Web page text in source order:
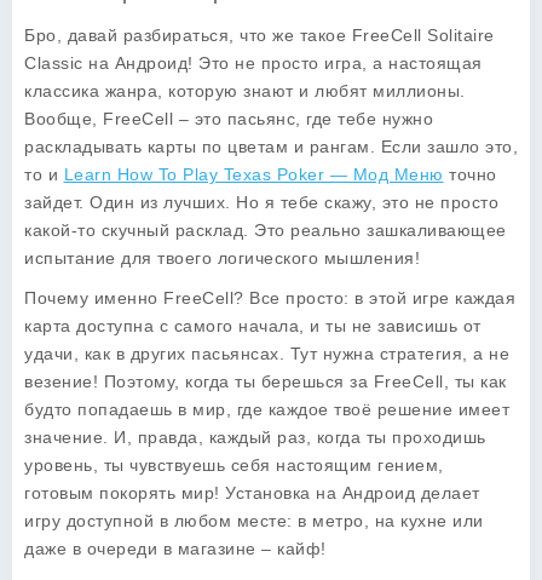
Бро, давай разбираться, что же такое FreeCell Solitaire
Classic на Андроид! Это не просто игра, а настоящая
классика жанра, которую знают и любят миллионы.
Вообще, FreeCell – это пасьянс, где тебе нужно
раскладывать карты по цветам и рангам. Если зашло это,
то и Learn How To Play Texas Poker — Мод Меню точно
зайдет. Один из лучших. Но я тебе скажу, это не просто
какой-то скучный расклад. Это реально зашкаливающее
испытание для твоего логического мышления!
Почему именно FreeCell? Все просто: в этой игре каждая
карта доступна с самого начала, и ты не зависишь от
удачи, как в других пасьянсах. Тут нужна стратегия, а не
везение! Поэтому, когда ты берешься за FreeCell, ты как
будто попадаешь в мир, где каждое твоё решение имеет
значение. И, правда, каждый раз, когда ты проходишь
уровень, ты чувствуешь себя настоящим гением,
готовым покорять мир! Установка на Андроид делает
игру доступной в любом месте: в метро, на кухне или
даже в очереди в магазине – кайф!